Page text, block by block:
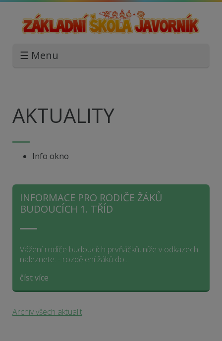
☰ Menu
AKTUALITY
Info okno
INFORMACE PRO RODIČE ŽÁKŮ
BUDOUCÍCH 1. TŘÍD
Vážení rodiče budoucích prvňáčků, níže v odkazech
naleznete: - rozdělení žáků do...
číst více
Archiv všech aktualit